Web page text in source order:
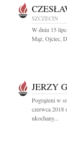
SZCZECIN
W dniu 15
Mąż, Ojciec,
JERZY
Pogrążeni w
czerwca 2018
ukochany...